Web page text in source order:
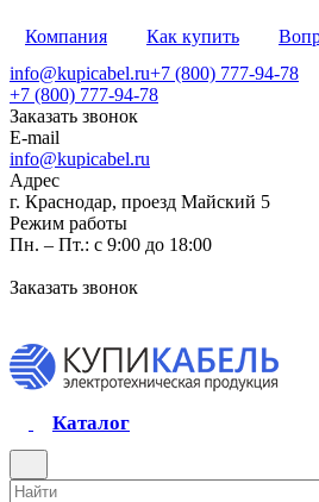
Компания Как купить
info@kupicabel.ru+7 (800) 777-94-78
+7 (800) 777-94-78
Заказать звонок
E-mail
info@kupicabel.ru
Адрес
г. Краснодар, проезд Майский 5
Режим работы
Пн. – Пт.: с 9:00 до 18:00
Заказать звонок
Каталог